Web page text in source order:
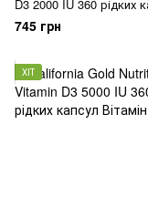
D3 2000 IU 360 рідких
745 грн
ХІТ